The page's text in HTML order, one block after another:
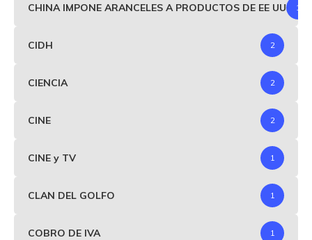
CHINA IMPONE ARANCELES A PRODUCTOS DE EE UU 1
CIDH 2
CIENCIA 2
CINE 2
CINE y TV 1
CLAN DEL GOLFO 1
COBRO DE IVA 1